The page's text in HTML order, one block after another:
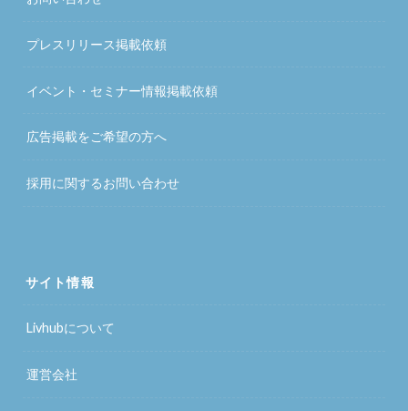
プレスリリース掲載依頼
イベント・セミナー情報掲載依頼
広告掲載をご希望の方へ
採用に関するお問い合わせ
サイト情報
Livhubについて
運営会社